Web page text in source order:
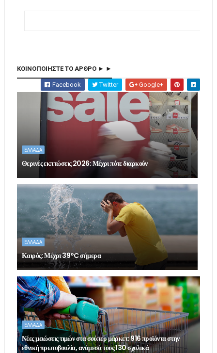
ΚΟΙΝΟΠΟΙΗΣΤΕ ΤΟ ΑΡΘΡΟ ► ►
Facebook Twitter Google+
ΕΛΛΑΔΑ
Θερινές εκπτώσεις 2026: Μέχρι πότε διαρκούν
ΕΛΛΑΔΑ
Καιρός: Μέχρι 39°C σήμερα
ΕΛΛΑΔΑ
Νέες μειώσεις τιμών στα σούπερ μάρκετ: 916 προϊόντα στην
εθνική πρωτοβουλία, ανάμεσά τους 130 σχολικά